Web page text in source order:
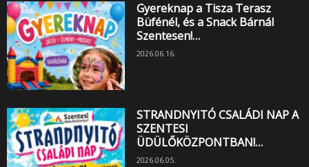
Gyereknap a Tisza Terasz
Büfénél, és a Snack Bárnál
Szentesen!…
2026.06.16.
STRANDNYITÓ CSALÁDI NAP A
SZENTESI
ÜDÜLŐKÖZPONTBAN!…
2026.06.05.